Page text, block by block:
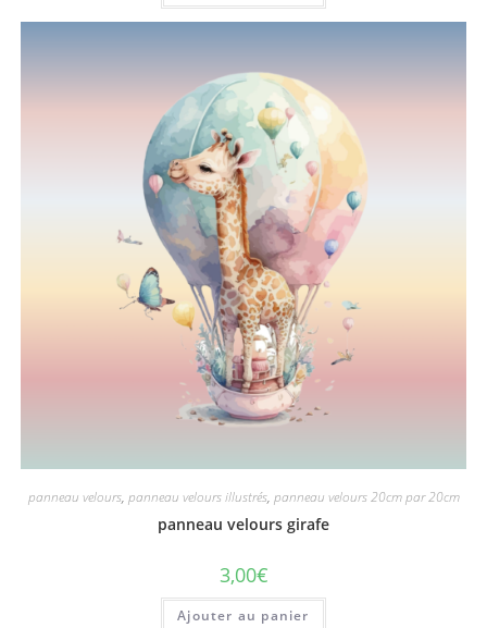
panneau velours, panneau velours illustrés, panneau velours 20cm par 20cm
panneau velours girafe
3,00€
Ajouter au panier